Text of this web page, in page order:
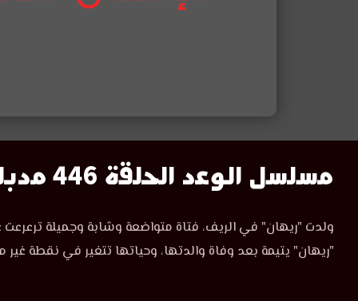
مسلسل
الوعد
الحلقة
مسلسل الوعد الحلقة 446 مدبلج
مسلسل
الوعد
الحلقة
ولدت "ريهان" في الريف، فتاة متواضعة وشابة وجميلة ترعرعت
"ريهان" يتيمة بعد وفاة والدتها، وحياتها تتغير في نقطة غير